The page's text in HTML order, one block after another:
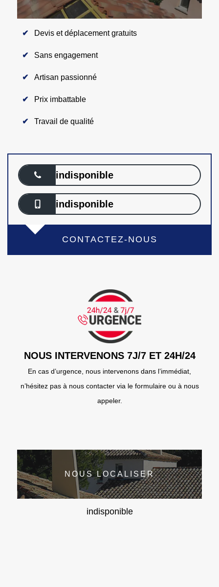
Devis et déplacement gratuits
Sans engagement
Artisan passionné
Prix imbattable
Travail de qualité
indisponible
indisponible
CONTACTEZ-NOUS
NOUS INTERVENONS 7J/7 ET 24H/24
En cas d’urgence, nous intervenons dans l’immédiat,
n’hésitez pas à nous contacter via le formulaire ou à nous
appeler.
NOUS LOCALISER
indisponible